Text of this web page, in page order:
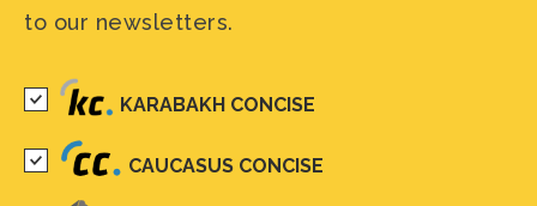
to our newsletters.
KARABAKH CONCISE
CAUCASUS CONCISE